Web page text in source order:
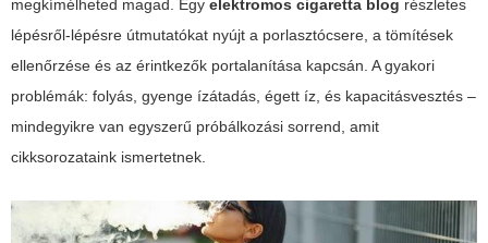
megkímélheted magad. Egy elektromos cigaretta blog részletes
lépésről-lépésre útmutatókat nyújt a porlasztócsere, a tömítések
ellenőrzése és az érintkezők portalanítása kapcsán. A gyakori
problémák: folyás, gyenge ízátadás, égett íz, és kapacitásvesztés –
mindegyikre van egyszerű próbálkozási sorrend, amit
cikksorozataink ismertetnek.